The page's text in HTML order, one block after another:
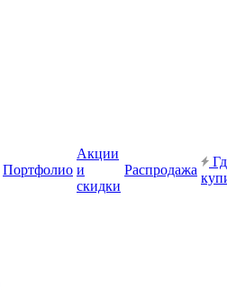
Портфолио
Акции
и
скидки
Распродажа